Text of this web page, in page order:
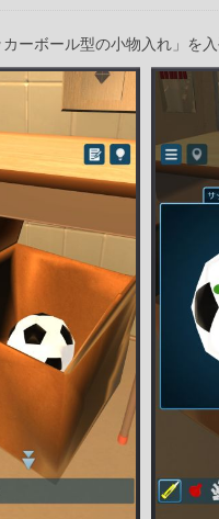
ーボール型の小物入れ」を入